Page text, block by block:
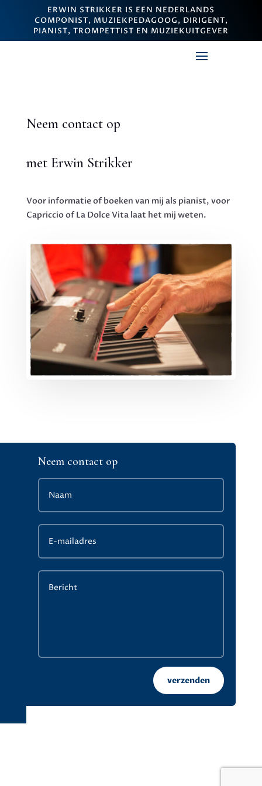
ERWIN STRIKKER IS EEN NEDERLANDS
COMPONIST, MUZIEKPEDAGOOG, DIRIGENT,
PIANIST, TROMPETTIST EN MUZIEKUITGEVER
Neem contact op
met Erwin Strikker
Voor informatie of boeken van mij als pianist, voor
Capriccio of La Dolce Vita laat het mij weten.
Neem contact op
verzenden